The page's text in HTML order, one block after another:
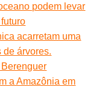
podem levar
acarretam uma
de árvores.
a Amazônia em